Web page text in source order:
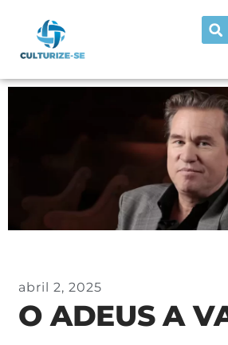
abril 2, 2025
O ADEUS A